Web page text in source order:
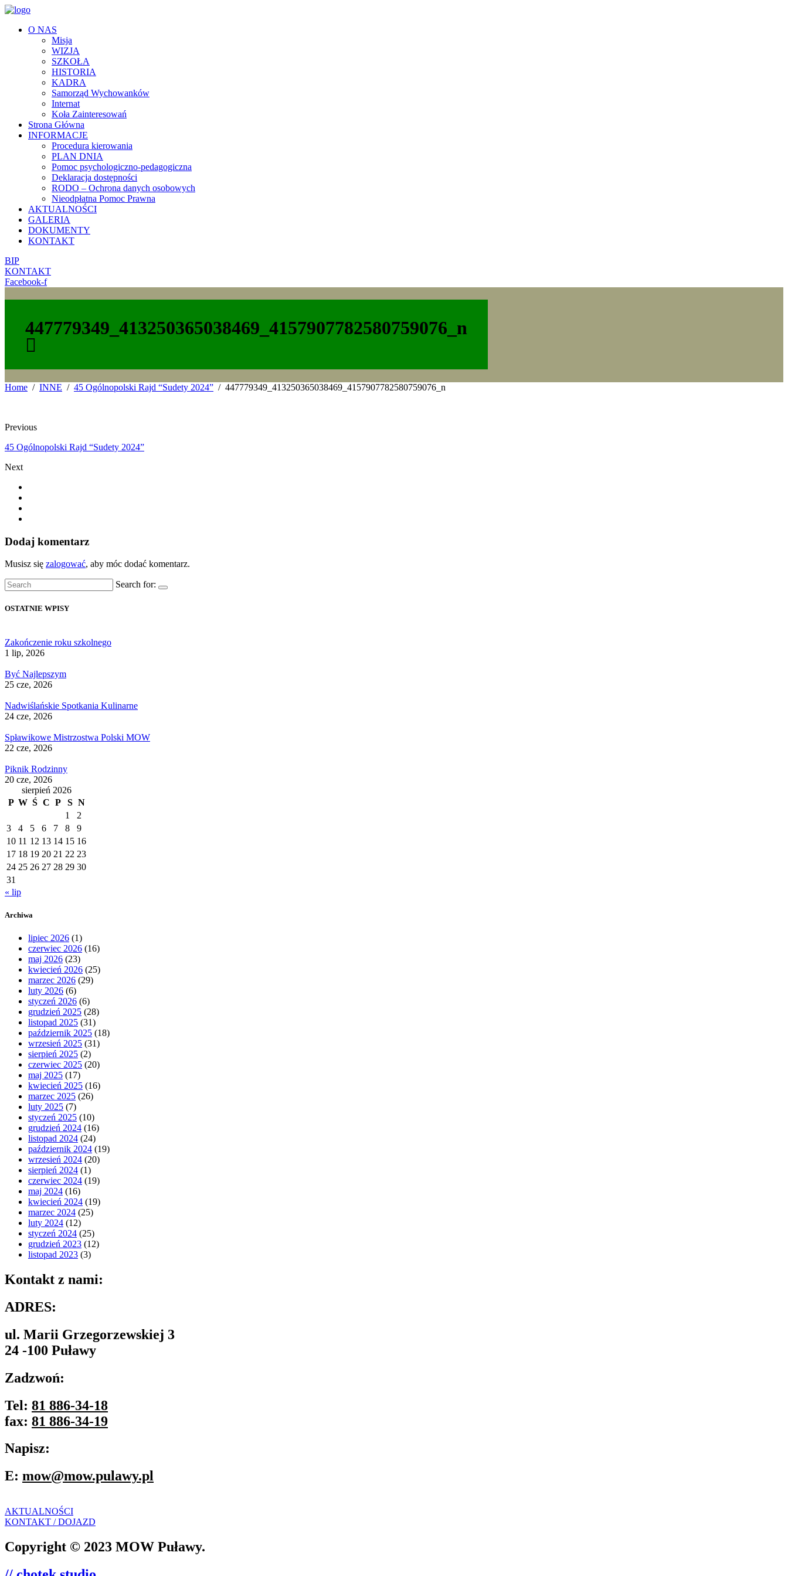
O NAS
Misja
WIZJA
SZKOŁA
HISTORIA
KADRA
Samorząd Wychowanków
Internat
Koła Zainteresowań
Strona Główna
INFORMACJE
Procedura kierowania
PLAN DNIA
Pomoc psychologiczno-pedagogiczna
Deklaracja dostępności
RODO – Ochrona danych osobowych
Nieodpłatna Pomoc Prawna
AKTUALNOŚCI
GALERIA
DOKUMENTY
KONTAKT
BIP
KONTAKT
Facebook-f
447779349_413250365038469_4157907782580759076_n
Home INNE 45 Ogólnopolski Rajd “Sudety 2024” 447779349_413250365038469_4157907782580759076_n
Previous
45 Ogólnopolski Rajd “Sudety 2024”
Next
Dodaj komentarz
Musisz się zalogować, aby móc dodać komentarz.
Search for:
OSTATNIE WPISY
Zakończenie roku szkolnego
1 lip, 2026
Być Najlepszym
25 cze, 2026
Nadwiślańskie Spotkania Kulinarne
24 cze, 2026
Spławikowe Mistrzostwa Polski MOW
22 cze, 2026
Piknik Rodzinny
20 cze, 2026
sierpień 2026
P W Ś C P S N
1
2
3
4 5 6 7 8
9
10 11 12 13 14 15 16
17 18 19 20 21 22 23
24 25 26 27 28 29 30
31
« lip
Archiwa
lipiec 2026 (1)
czerwiec 2026 (16)
maj 2026 (23)
kwiecień 2026 (25)
marzec 2026 (29)
luty 2026 (6)
styczeń 2026 (6)
grudzień 2025 (28)
listopad 2025 (31)
październik 2025 (18)
wrzesień 2025 (31)
sierpień 2025 (2)
czerwiec 2025 (20)
maj 2025 (17)
kwiecień 2025 (16)
marzec 2025 (26)
luty 2025 (7)
styczeń 2025 (10)
grudzień 2024 (16)
listopad 2024 (24)
październik 2024 (19)
wrzesień 2024 (20)
sierpień 2024 (1)
czerwiec 2024 (19)
maj 2024 (16)
kwiecień 2024 (19)
marzec 2024 (25)
luty 2024 (12)
styczeń 2024 (25)
grudzień 2023 (12)
listopad 2023 (3)
Kontakt z nami:
ADRES:
ul. Marii Grzegorzewskiej 3
24 -100 Puławy
Zadzwoń:
Tel: 81 886-34-18
fax: 81 886-34-19
Napisz:
E: mow@mow.pulawy.pl
AKTUALNOŚCI
KONTAKT / DOJAZD
Copyright © 2023 MOW Puławy.